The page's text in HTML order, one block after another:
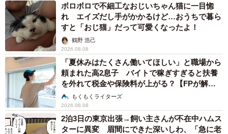
ボロボロで不細工なおじいちゃん猫に一目惚
れ エイズだし手がかかるけど…おうちで暮ら
すと「おじ猫」だって可愛くなったよ！
鶴野 浩己
2026.08.08
「夏休みはたくさん働いてほしい」と職場から
頼まれた高2息子 バイトで稼ぎすぎると扶養
を外れて税金や保険料が上がる？【FPが解
説】もくもくライターズ
2026.08.08
2泊3日の東京出張→飼い主さんが不在中ハムス
ターに異変 眉間にできた深いしわ、「急に老